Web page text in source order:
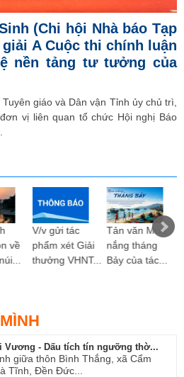
(Chi hội Nhà báo Tạp
A Cuộc thi chính luận
nền tảng tư tưởng của
giáo và Dân vận Tỉnh ủy chủ trì,
vị liên quan tổ chức Hội nghị Báo
về
V/v gửi tác
phẩm xét Giải
thưởng VHNT...
Tản văn Mùa
nắng tháng
Bảy của tác...
Vương - Dấu tích tín ngưỡng thờ...
giữa thôn Bình Thắng, xã Cẩm
Tĩnh, Đền Đức...